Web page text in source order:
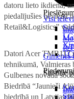
Ģimenes
Saistītie
Visi
LG
Piederumi
datoru lieto ikdienā,
piedalījušies nevienā
Retail&Logistics”
Datori Acer TMB117
tehnikumā, Valmieras
Gulbenes novada
Biedrībā “Jaunieši
biedrībā un Latvijas